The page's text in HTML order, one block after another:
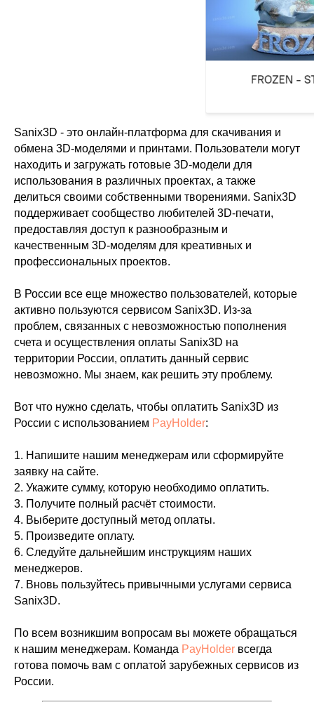
Sanix3D - это онлайн-платформа для скачивания и
обмена 3D-моделями и принтами. Пользователи могут
находить и загружать готовые 3D-модели для
использования в различных проектах, а также
делиться своими собственными творениями. Sanix3D
поддерживает сообщество любителей 3D-печати,
предоставляя доступ к разнообразным и
качественным 3D-моделям для креативных и
профессиональных проектов.
В России все еще множество пользователей, которые
активно пользуются сервисом Sanix3D. Из-за
проблем, связанных с невозможностью пополнения
счета и осуществления оплаты Sanix3D на
территории России, оплатить данный сервис
невозможно. Мы знаем, как решить эту проблему.
Вот что нужно сделать, чтобы оплатить Sanix3D из
России с использованием PayHolder:
1. Напишите нашим менеджерам или сформируйте
заявку на сайте.
2. Укажите сумму, которую необходимо оплатить.
3. Получите полный расчёт стоимости.
4. Выберите доступный метод оплаты.
5. Произведите оплату.
6. Следуйте дальнейшим инструкциям наших
менеджеров.
7. Вновь пользуйтесь привычными услугами сервиса
Sanix3D.
По всем возникшим вопросам вы можете обращаться
к нашим менеджерам. Команда PayHolder всегда
готова помочь вам с оплатой зарубежных сервисов из
России.